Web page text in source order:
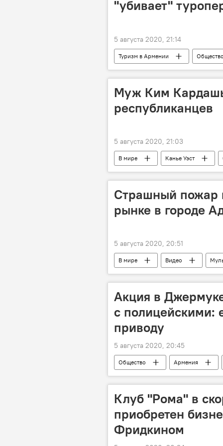
"убивает"
5 августа 2020, 21:14
Туризм в Армении Общество
власть
Муж Ким
республиканцев
5 августа 2020, 21:03
В мире Канье Уэст
Страшный пожар
рынке в городе
5 августа 2020, 20:51
В мире Видео
Акция в
с полицейскими:
приводу
5 августа 2020, 20:45
Общество Армения
"Лидиан Армения" и Амулсар: споры
Клуб "Рома" в
приобретен
Фридкином